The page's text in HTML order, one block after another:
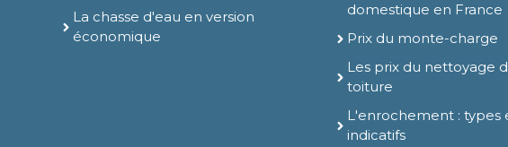
La chasse d'eau en version
économique
domestique en France
Prix du monte-charge
Les prix du nettoyage
toiture
L'enrochement : types
indicatifs